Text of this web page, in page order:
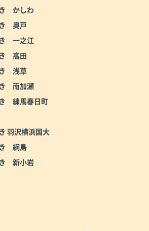
き かしわ
き 奥戸
一之江
き 高田
き 浅草
き 南加瀬
練馬春日町
羽沢横浜国大
き 綱島
き 新小岩